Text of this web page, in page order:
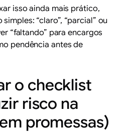
isso ainda mais prático,
“claro”, “parcial” ou
“faltando” para encargos
pendência antes de
o checklist
risco na
promessas)